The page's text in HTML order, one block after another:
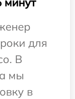
для
В
мы
в